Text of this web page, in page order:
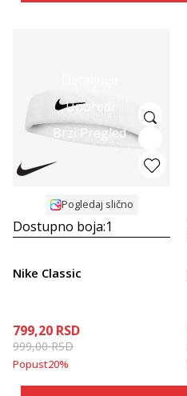
Uporedi
Brzi Pregled
Pogledaj slično
Dostupno boja:1
Nike Classic
799,20 RSD
999,00RSD
Popust20%